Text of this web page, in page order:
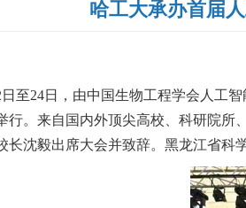
哈工大承办首届
24日，由中国生物工程学会人工智
行。来自国内外顶尖高校、科研院所
长沈毅出席大会并致辞。黑龙江省科